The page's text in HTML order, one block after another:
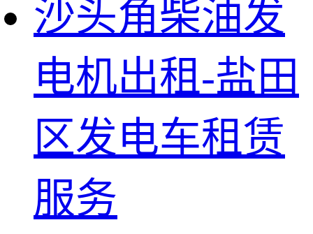
沙头角柴油发
电机出租-盐田
区发电车租赁
服务